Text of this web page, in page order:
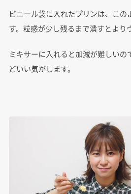
ビニール袋に入れたプリンは、この
す。粒感が少し残るまで潰すとより
ミキサーに入れると加減が難しいの
どいい気がします。